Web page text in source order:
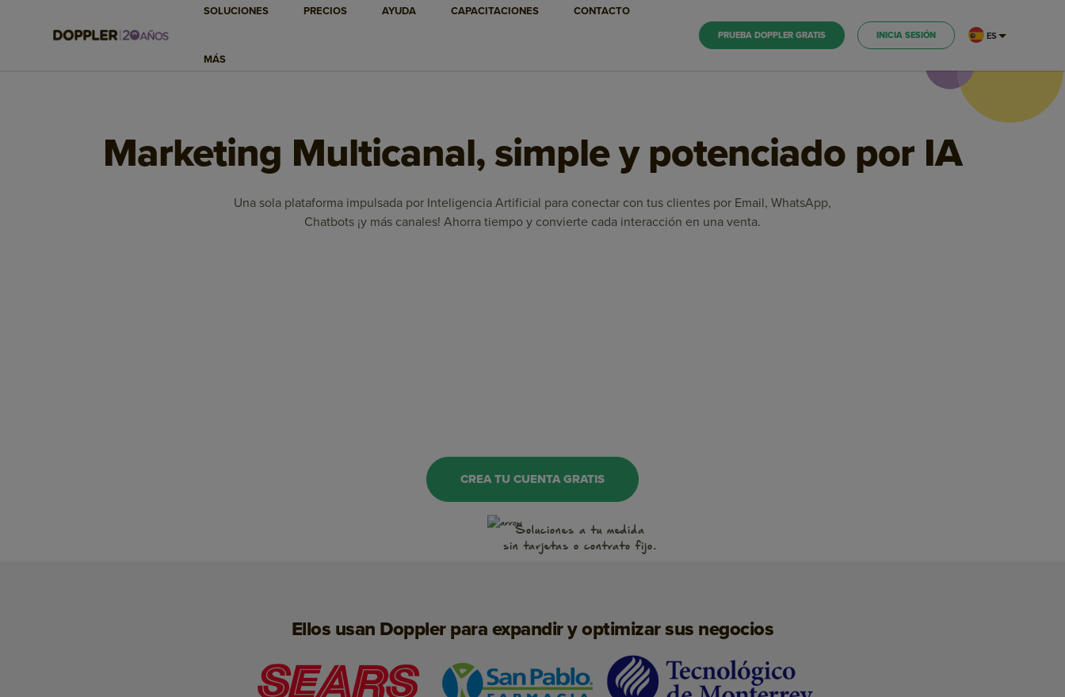
SOLUCIONES PRECIOS AYUDA CAPACITACIONES CONTACTO
MÁS
PRUEBA DOPPLER GRATIS INICIA SESIÓN ES
Marketing Multicanal, simple y potenciado por IA
Una sola plataforma impulsada por Inteligencia Artificial para conectar con tus clientes por Email, WhatsApp,
Chatbots ¡y más canales! Ahorra tiempo y convierte cada interacción en una venta.
Notificaciones Push
Conversaciones
SMS Marketing
CREA TU CUENTA GRATIS
Soluciones a tu medida
sin tarjetas o contrato fijo.
Ellos usan Doppler para expandir y optimizar sus negocios